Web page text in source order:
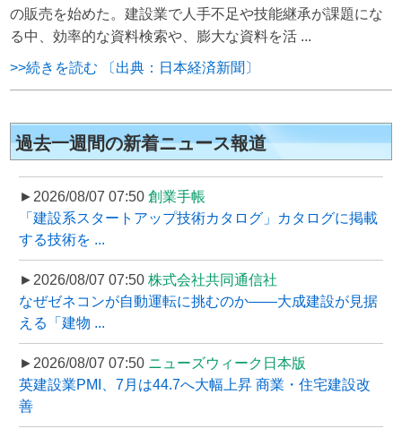
の販売を始めた。建設業で人手不足や技能継承が課題にな
る中、効率的な資料検索や、膨大な資料を活 ...
>>続きを読む 〔出典：日本経済新聞〕
過去一週間の新着ニュース報道
►2026/08/07 07:50 創業手帳
「建設系スタートアップ技術カタログ」カタログに掲載
する技術を ...
►2026/08/07 07:50 株式会社共同通信社
なぜゼネコンが自動運転に挑むのか――大成建設が見据
える「建物 ...
►2026/08/07 07:50 ニューズウィーク日本版
英建設業PMI、7月は44.7へ大幅上昇 商業・住宅建設改
善